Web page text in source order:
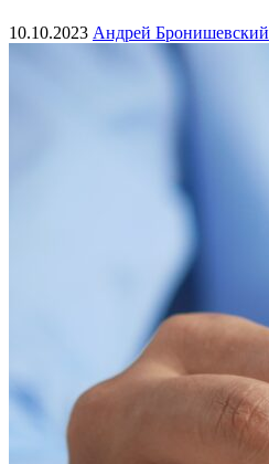
10.10.2023 Андрей Бронишевский